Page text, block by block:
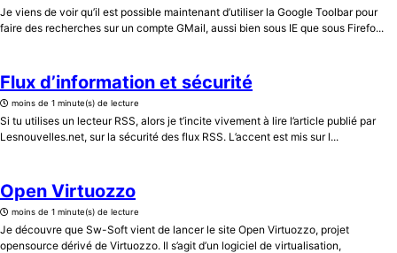
Je viens de voir qu’il est possible maintenant d’utiliser la Google Toolbar pour
faire des recherches sur un compte GMail, aussi bien sous IE que sous Firefo...
Flux d’information et sécurité
moins de 1 minute(s) de lecture
Si tu utilises un lecteur RSS, alors je t’incite vivement à lire l’article publié par
Lesnouvelles.net, sur la sécurité des flux RSS. L’accent est mis sur l...
Open Virtuozzo
moins de 1 minute(s) de lecture
Je découvre que Sw-Soft vient de lancer le site Open Virtuozzo, projet
opensource dérivé de Virtuozzo. Il s’agit d’un logiciel de virtualisation,